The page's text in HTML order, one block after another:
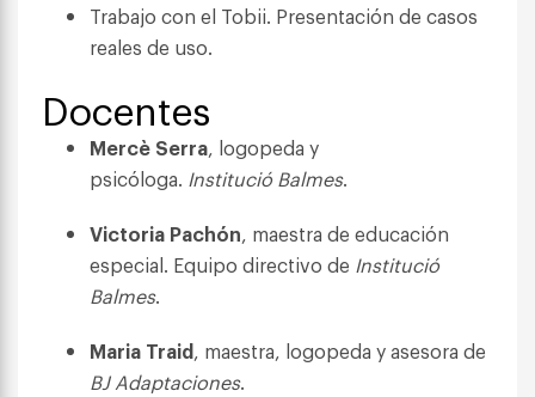
Trabajo con el Tobii. Presentación de casos
reales de uso.
Docentes
Mercè Serra, logopeda y
psicóloga. Institució Balmes.
Victoria Pachón, maestra de educación
especial. Equipo directivo de Institució
Balmes.
Maria Traid, maestra, logopeda y asesora de
BJ Adaptaciones.